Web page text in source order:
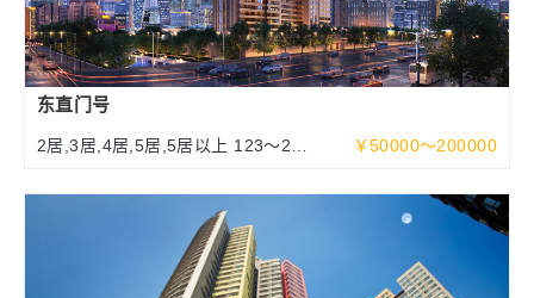
东直门号
2居,3居,4居,5居,5居以上 123～252
￥50000～200000